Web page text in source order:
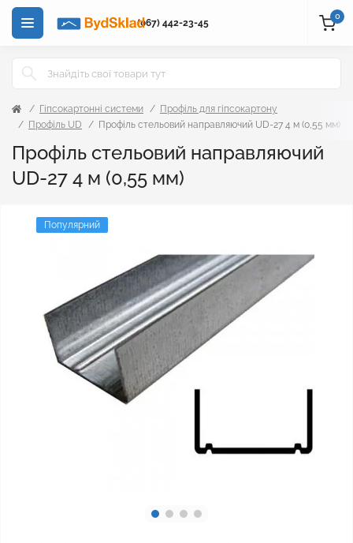
(067) 442-23-45
0
Гіпсокартонні системи
Профіль для гіпсокартону
Профіль UD
Профіль стельовий направляючий UD-27 4 м (0,55 мм)
Профіль стельовий направляючий
UD-27 4 м (0,55 мм)
Популярний